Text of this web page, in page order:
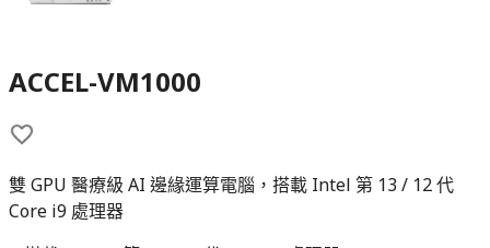
ACCEL-VM1000
雙 GPU 醫療級 AI 邊緣運算電腦，搭載 Intel 第 13 / 12 代
Core i9 處理器